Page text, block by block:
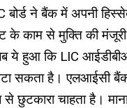
बोर्ड ने बैंक में अपनी
काम से मुक्ति की मंजूरी
ये हुआ कि LIC
घटा सकता है। एलआईसी
छुटकारा चाहता है।